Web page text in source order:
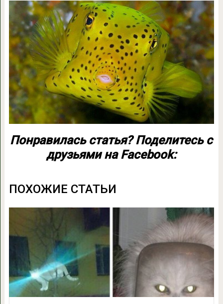
Понравилась статья? Поделитесь с
друзьями на Facebook:
ПОХОЖИЕ СТАТЬИ